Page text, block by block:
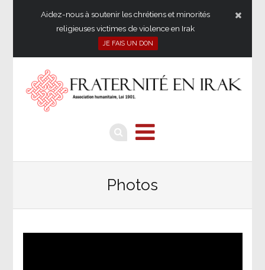
Aidez-nous à soutenir les chrétiens et minorités
religieuses victimes de violence en Irak
JE FAIS UN DON
Photos